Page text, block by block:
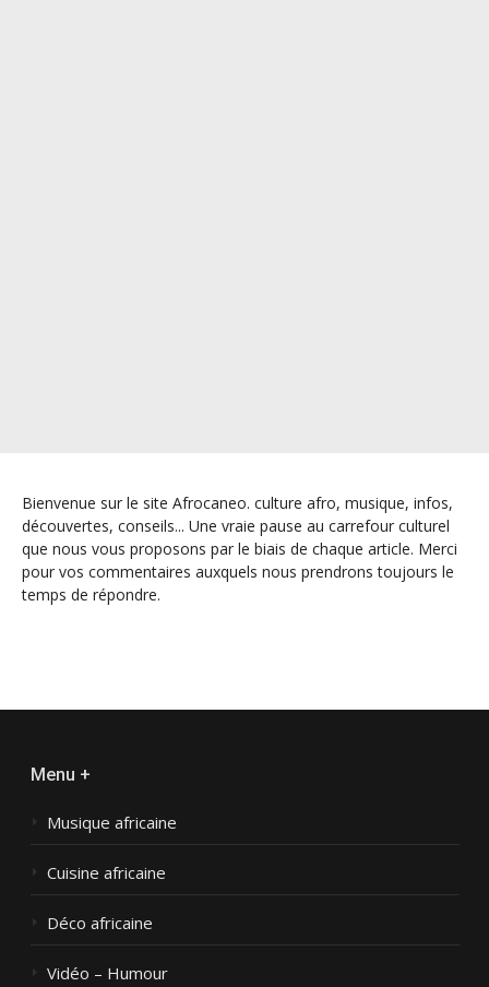
Bienvenue sur le site Afrocaneo. culture afro, musique, infos,
découvertes, conseils... Une vraie pause au carrefour culturel
que nous vous proposons par le biais de chaque article. Merci
pour vos commentaires auxquels nous prendrons toujours le
temps de répondre.
Menu +
Musique africaine
Cuisine africaine
Déco africaine
Vidéo – Humour